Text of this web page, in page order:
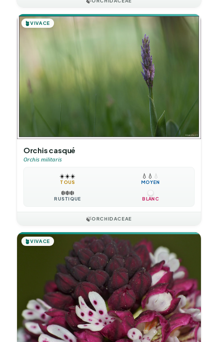
🪴VIVACE
Orchis casqué
Orchis militaris
☀️☀️☀️
TOUS
💧 💧 💧
MOYEN
❄️❄️❄️
RUSTIQUE BLANC
🍃ORCHIDACEAE
🪴VIVACE